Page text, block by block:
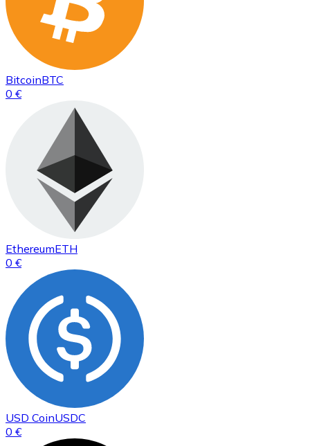
BitcoinBTC
0 €
EthereumETH
0 €
USD CoinUSDC
0 €